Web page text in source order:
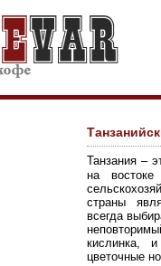
Танзания –
на востоке
страны
всегда
кислинка,
цветочные